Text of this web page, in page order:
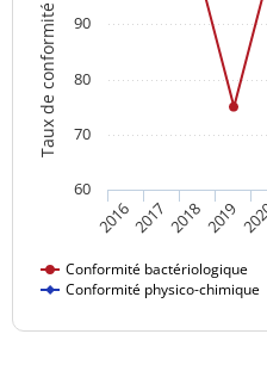
Taux de conformité
Conformité bactériologique
Conformité physico-chimique
20162017 20182019
60
70
80
90